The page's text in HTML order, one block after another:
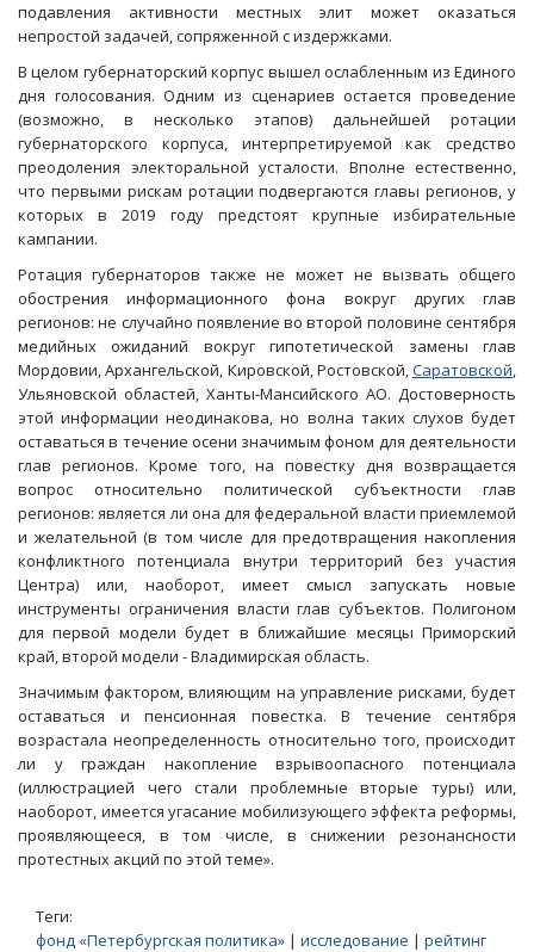
подавления активности местных элит может оказаться
непростой задачей, сопряженной с издержками.
В целом губернаторский корпус вышел ослабленным из Единого
дня голосования. Одним из сценариев остается проведение
(возможно, в несколько этапов) дальнейшей ротации
губернаторского корпуса, интерпретируемой как средство
преодоления электоральной усталости. Вполне естественно,
что первыми рискам ротации подвергаются главы регионов, у
которых в 2019 году предстоят крупные избирательные
кампании.
Ротация губернаторов также не может не вызвать общего
обострения информационного фона вокруг других глав
регионов: не случайно появление во второй половине сентября
медийных ожиданий вокруг гипотетической замены глав
Мордовии, Архангельской, Кировской, Ростовской,Саратовской,
Ульяновской областей, Ханты-Мансийского АО. Достоверность
этой информации неодинакова, но волна таких слухов будет
оставаться в течение осени значимым фоном для деятельности
глав регионов. Кроме того, на повестку дня возвращается
вопрос относительно политической субъектности глав
регионов: является ли она для федеральной власти приемлемой
и желательной (в том числе для предотвращения накопления
конфликтного потенциала внутри территорий без участия
Центра) или, наоборот, имеет смысл запускать новые
инструменты ограничения власти глав субъектов. Полигоном
для первой модели будет в ближайшие месяцы Приморский
край, второй модели - Владимирская область.
Значимым фактором, влияющим на управление рисками, будет
оставаться и пенсионная повестка. В течение сентября
возрастала неопределенность относительно того, происходит
ли у граждан накопление взрывоопасного потенциала
(иллюстрацией чего стали проблемные вторые туры) или,
наоборот, имеется угасание мобилизующего эффекта реформы,
проявляющееся, в том числе, в снижении резонансности
протестных акций по этой теме».
Теги:
фонд «Петербургская политика» | исследование | рейтинг